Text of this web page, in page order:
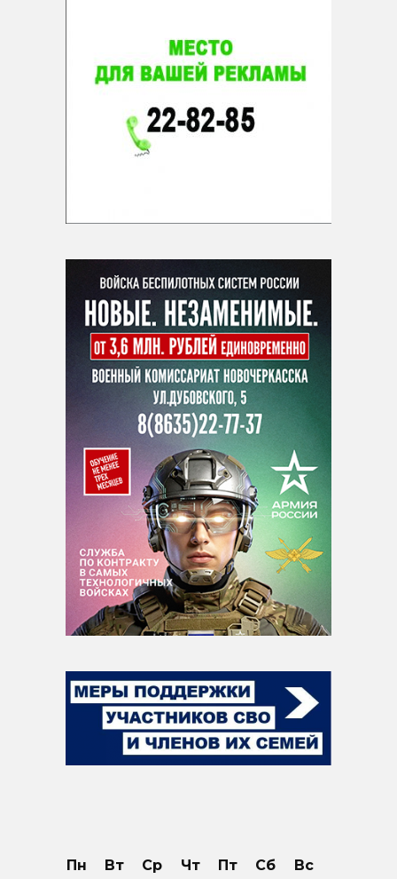
Пн Вт Ср Чт Пт Сб
Вс